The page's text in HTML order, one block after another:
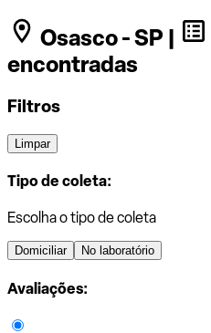
Osasco - SP |
encontradas
Filtros
Limpar
Tipo de coleta:
Escolha o tipo de coleta
Domiciliar No laboratório
Avaliações: